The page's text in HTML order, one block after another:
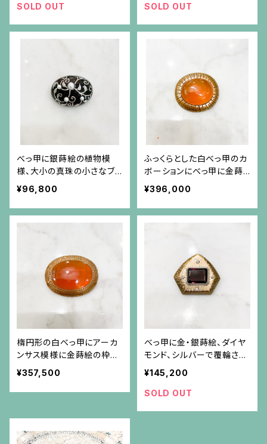
SOLD OUT
SOLD OUT
べっ甲に銀蒔絵の植物模
様、大小の真珠の小さなブ
ローチ
¥96,800
ふっくらとした白べっ甲のカ
ボーションにべっ甲に金蒔
絵のフレームのブローチ
¥396,000
楕円形の白べっ甲にアーカ
ンサス模様に金蒔絵の枠の
ブローチ
¥357,500
べっ甲に金・銀蒔絵、ダイヤ
モンド、シルバーで覆輪され
た四角いガーネットのブロ
¥145,200
SOLD OUT